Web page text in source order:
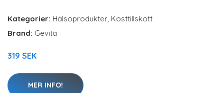
Kategorier: Hälsoprodukter, Kosttillskott
Brand: Gevita
319 SEK
MER INFO!